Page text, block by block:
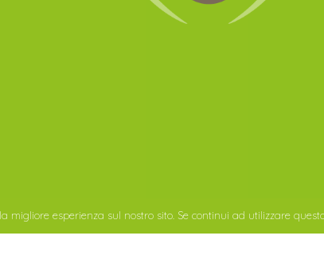
migliore esperienza sul nostro sito. Se continui ad utilizzare